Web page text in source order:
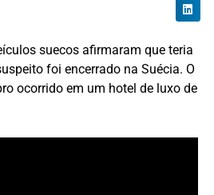
suecos afirmaram que teria
foi encerrado na Suécia. O
ocorrido em um hotel de luxo de